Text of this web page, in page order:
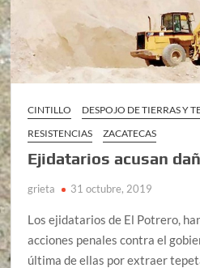
CINTILLO
DESPOJO DE TIERRAS Y
RESISTENCIAS
ZACATECAS
Ejidatarios acusan
grieta 31 octubre, 2019
Los ejidatarios de El Potrero,
acciones penales contra el
última de ellas por extraer